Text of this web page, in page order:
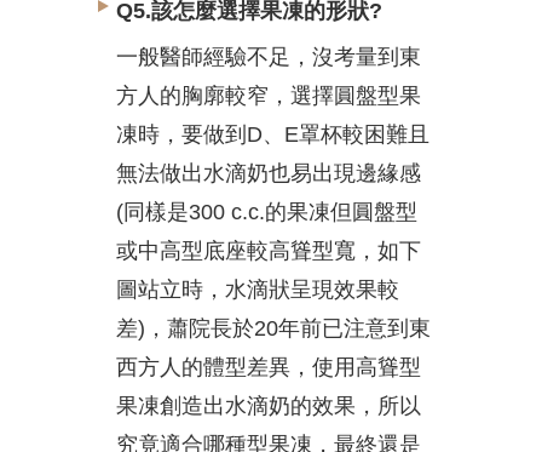
Q5.該怎麼選擇果凍的形狀?
一般醫師經驗不足，沒考量到東
方人的胸廓較窄，選擇圓盤型果
凍時，要做到D、E罩杯較困難且
無法做出水滴奶也易出現邊緣感
(同樣是300 c.c.的果凍但圓盤型
或中高型底座較高聳型寬，如下
圖站立時，水滴狀呈現效果較
差)，蕭院長於20年前已注意到東
西方人的體型差異，使用高聳型
果凍創造出水滴奶的效果，所以
究竟適合哪種型果凍，最終還是